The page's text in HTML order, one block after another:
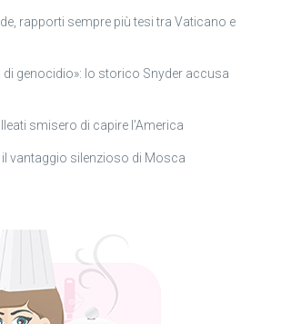
rapporti sempre più tesi tra Vaticano e
di genocidio»: lo storico Snyder accusa
smisero di capire l’America
il vantaggio silenzioso di Mosca